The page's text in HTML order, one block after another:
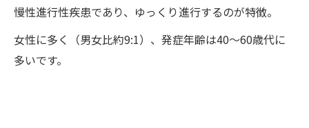
慢性進行性疾患であり、ゆっくり進行するのが特徴。
女性に多く（男女比約9:1）、発症年齢は40〜60歳代に
多いです。